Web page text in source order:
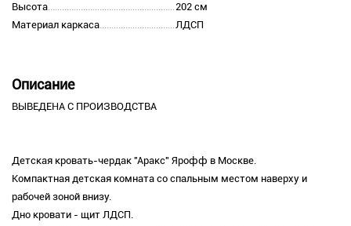
Высота
202 см
Материал каркаса
ЛДСП
Описание
ВЫВЕДЕНА С ПРОИЗВОДСТВА
Детская кровать-чердак "Аракс" Ярофф в Москве.
Компактная детская комната со спальным местом наверху и
рабочей зоной внизу.
Дно кровати - щит ЛДСП.